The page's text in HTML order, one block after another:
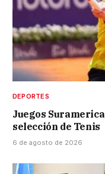
DEPORTES
Juegos
selección de Tenis
6 de agosto de 2026